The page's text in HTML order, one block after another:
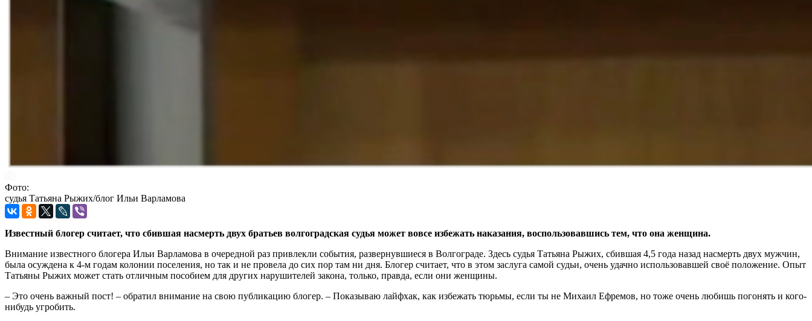
Фото:
судья Татьяна Рыжих/блог Ильи Варламова
Известный блогер считает, что сбившая насмерть двух братьев волгоградская судья может вовсе избежать наказания, воспользовавшись тем, что она женщина.
Внимание известного блогера Ильи Варламова в очередной раз привлекли события, развернувшиеся в Волгограде. Здесь судья Татьяна Рыжих, сбившая 4,5 года назад насмерть двух мужчин,
была осуждена к 4-м годам колонии поселения, но так и не провела до сих пор там ни дня. Блогер считает, что в этом заслуга самой судьи, очень удачно использовавшей своё положение. Опыт
Татьяны Рыжих может стать отличным пособием для других нарушителей закона, только, правда, если они женщины.
– Это очень важный пост! – обратил внимание на свою публикацию блогер. – Показываю лайфхак, как избежать тюрьмы, если ты не Михаил Ефремов, но тоже очень любишь погонять и кого-
нибудь угробить.